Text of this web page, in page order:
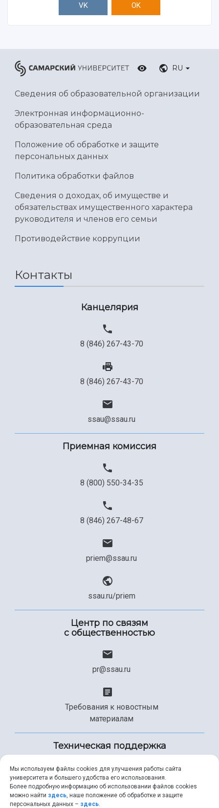
VK OK
RU
Сведения об образовательной организации
Электронная информационно-
образовательная среда
Положение об обработке и защите
персональных данных
Политика обработки файлов
Сведения о доходах, об имуществе и
обязательствах имущественного характера
руководителя и членов его семьи
Противодействие коррупции
Контакты
Канцелярия
8 (846) 267-43-70
8 (846) 267-43-70
ssau@ssau.ru
Приемная комиссия
8 (800) 550-34-35
8 (846) 267-48-67
priem@ssau.ru
ssau.ru/priem
Центр по связям
с общественностью
pr@ssau.ru
Требования к новостным
материалам
Техническая поддержка
+7 (846) 267-49-99
Мы используем файлы cookies для улучшения работы сайта
университета и большего удобства его использования.
Более подробную информацию об использовании файлов cookies
можно найти здесь, наше положение об обработке и защите
персональных данных – здесь.